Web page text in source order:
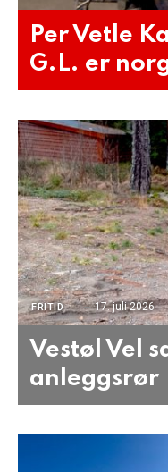
Per Vetle
G.L. er
FRITID 17. juli 2026
Vestøl Vel
anleggsrør